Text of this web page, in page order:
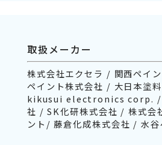
取扱メーカー
株式会社エクセラ / 関西ペイ
ペイント株式会社 / 大日本塗
kikusui electronics corp. /
社 / SK化研株式会社 / 株式会
ント/ 藤倉化成株式会社 / 水谷